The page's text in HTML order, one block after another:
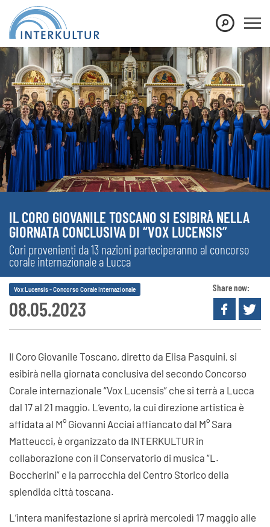
IL CORO GIOVANILE TOSCANO SI ESIBIRÀ NELLA
GIORNATA CONCLUSIVA DI “VOX LUCENSIS”
Cori provenienti da 13 nazioni parteciperanno al concorso
corale internazionale a Lucca
08.05.2023
Vox Lucensis - Concorso Corale Internazionale Share now:
Il Coro Giovanile Toscano, diretto da Elisa Pasquini, si
esibirà nella giornata conclusiva del secondo Concorso
Corale internazionale “Vox Lucensis” che si terrà a Lucca
dal 17 al 21 maggio. L’evento, la cui direzione artistica è
affidata al M° Giovanni Acciai affiancato dal M° Sara
Matteucci, è organizzato da INTERKULTUR in
collaborazione con il Conservatorio di musica “L.
Boccherini” e la parrocchia del Centro Storico della
splendida città toscana.
L’intera manifestazione si aprirà mercoledì 17 maggio alle